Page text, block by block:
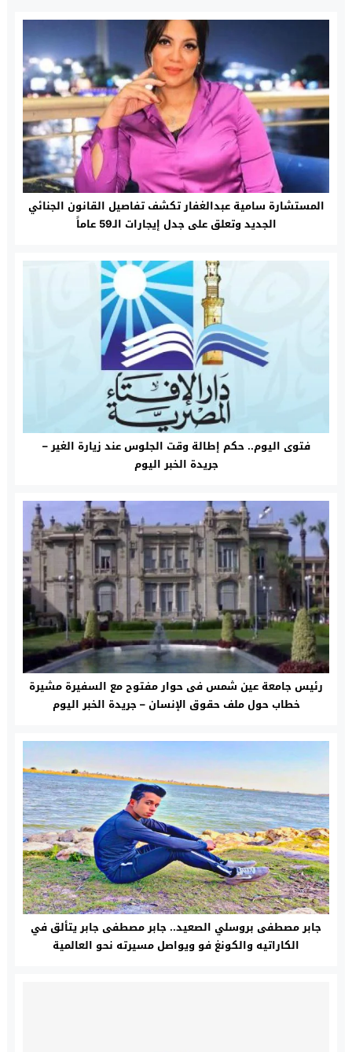
المستشارة سامية عبدالغفار تكشف تفاصيل القانون الجنائي
الجديد وتعلق على جدل إيجارات الـ59 عاماً
فتوى اليوم.. حكم إطالة وقت الجلوس عند زيارة الغير –
جريدة الخبر اليوم
رئيس جامعة عين شمس فى حوار مفتوح مع السفيرة مشيرة
خطاب حول ملف حقوق الإنسان – جريدة الخبر اليوم
جابر مصطفى بروسلي الصعيد.. جابر مصطفى جابر يتألق في
الكاراتيه والكونغ فو ويواصل مسيرته نحو العالمية